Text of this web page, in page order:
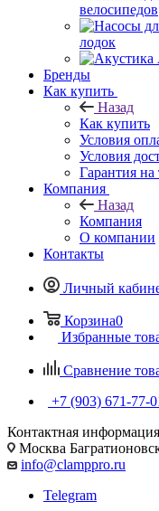
велосипедов
лодок
Бренды
Как купить
Назад
Как купить
Условия
Условия
Гарантия на
Компания
Назад
Компания
О компании
Контакты
Личный
Корзина0
Избранные
Сравнение
+7 (903) 671-77-
Контактная информация
Москва
info@clamppro.ru
Telegram